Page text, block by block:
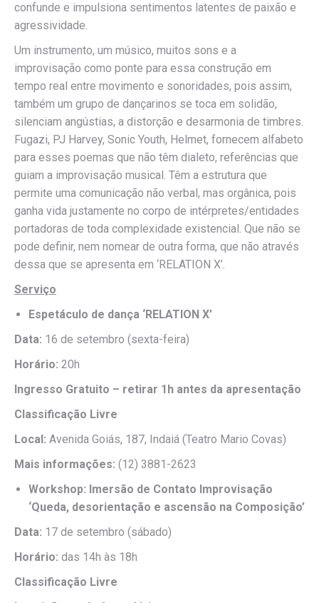
confunde e impulsiona sentimentos latentes de paixão e
agressividade.
Um instrumento, um músico, muitos sons e a
improvisação como ponte para essa construção em
tempo real entre movimento e sonoridades, pois assim,
também um grupo de dançarinos se toca em solidão,
silenciam angústias, a distorção e desarmonia de timbres.
Fugazi, PJ Harvey, Sonic Youth, Helmet, fornecem alfabeto
para esses poemas que não têm dialeto, referências que
guiam a improvisação musical. Têm a estrutura que
permite uma comunicação não verbal, mas orgânica, pois
ganha vida justamente no corpo de intérpretes/entidades
portadoras de toda complexidade existencial. Que não se
pode definir, nem nomear de outra forma, que não através
dessa que se apresenta em ‘RELATION X’.
Serviço
Espetáculo de dança ‘RELATION X’
Data: 16 de setembro (sexta-feira)
Horário: 20h
Ingresso Gratuito – retirar 1h antes da apresentação
Classificação Livre
Local: Avenida Goiás, 187, Indaiá (Teatro Mario Covas)
Mais informações: (12) 3881-2623
Workshop: Imersão de Contato Improvisação
‘Queda, desorientação e ascensão na Composição’
Data: 17 de setembro (sábado)
Horário: das 14h às 18h
Classificação Livre